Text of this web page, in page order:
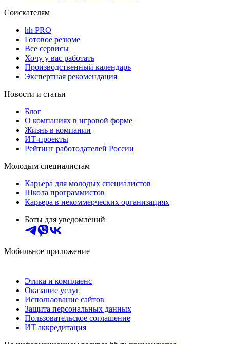
Соискателям
hh PRO
Готовое резюме
Все сервисы
Хочу у вас работать
Производственный календарь
Экспертная рекомендация
Новости и статьи
Блог
О компаниях в игровой форме
Жизнь в компании
ИТ-проекты
Рейтинг работодателей России
Молодым специалистам
Карьера для молодых специалистов
Школа программистов
Карьера в некоммерческих организациях
Боты для уведомлений
Мобильное приложение
Этика и комплаенс
Оказание услуг
Использование сайтов
Защита персональных данных
Пользовательское соглашение
ИТ аккредитация